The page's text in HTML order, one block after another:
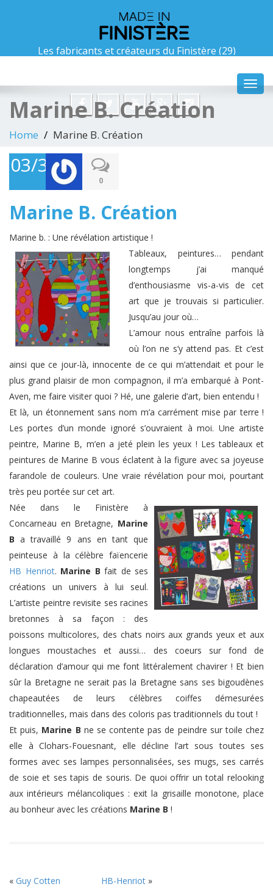
Les fabricants et créateurs du Finistère (29)
Marine B. Création
Home Marine B. Création
03/30/2015
0
Marine B. Création
Marine b. : Une révélation artistique !
Tableaux, peintures… pendant
longtemps j’ai manqué
d’enthousiasme vis-a-vis de cet
art que je trouvais si particulier.
Jusqu’au jour où…
L’amour nous entraîne parfois là
où l’on ne s’y attend pas. Et c’est
ainsi que ce jour-là, innocente de ce qui m’attendait et pour le
plus grand plaisir de mon compagnon, il m’a embarqué à Pont-
Aven, me faire visiter quoi ? Hé, une galerie d’art, bien entendu !
Et là, un étonnement sans nom m’a carrément mise par terre !
Les portes d’un monde ignoré s’ouvraient à moi. Une artiste
peintre, Marine B, m’en a jeté plein les yeux ! Les tableaux et
peintures de Marine B vous éclatent à la figure avec sa joyeuse
farandole de couleurs. Une vraie révélation pour moi, pourtant
très peu portée sur cet art.
Née dans le Finistère à
Concarneau en Bretagne, Marine
B a travaillé 9 ans en tant que
peinteuse à la célèbre faïencerie
HB Henriot. Marine B fait de ses
créations un univers à lui seul.
L’artiste peintre revisite ses racines
bretonnes à sa façon : des
poissons multicolores, des chats noirs aux grands yeux et aux
longues moustaches et aussi… des coeurs sur fond de
déclaration d’amour qui me font littéralement chavirer ! Et bien
sûr la Bretagne ne serait pas la Bretagne sans ses bigoudènes
chapeautées de leurs célèbres coiffes démesurées
traditionnelles, mais dans des coloris pas traditionnels du tout !
Et puis, Marine B ne se contente pas de peindre sur toile chez
elle à Clohars-Fouesnant, elle décline l’art sous toutes ses
formes avec ses lampes personnalisées, ses mugs, ses carrés
de soie et ses tapis de souris. De quoi offrir un total relooking
aux intérieurs mélancoliques : exit la grisaille monotone, place
au bonheur avec les créations Marine B !
« Guy Cotten HB-Henriot»